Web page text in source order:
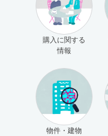
購入に関する
情報
物件・建物